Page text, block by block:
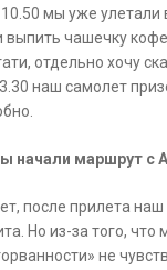
мы уже улетали
выпить чашечку
отдельно хочу
наш самолет
начали маршрут с
после прилета
Но из-за того,
не